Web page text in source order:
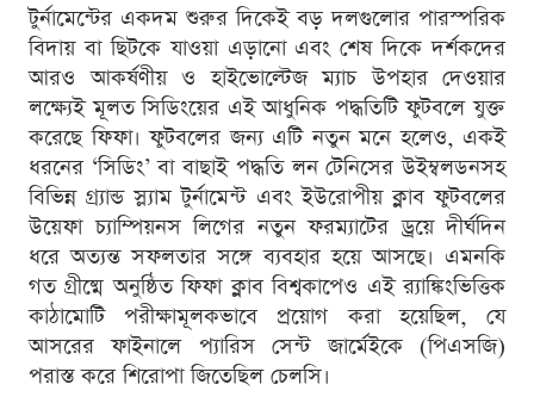
টুর্নামেন্টের একদম শুরুর দিকেই বড় দলগুলোর পারস্পরিক
বিদায় বা ছিটকে যাওয়া এড়ানো এবং শেষ দিকে দর্শকদের
আরও আকর্ষণীয় ও হাইভোল্টেজ ম্যাচ উপহার দেওয়ার
লক্ষ্যেই মূলত সিডিংয়ের এই আধুনিক পদ্ধতিটি ফুটবলে যুক্ত
করেছে ফিফা। ফুটবলের জন্য এটি নতুন মনে হলেও, একই
ধরনের ‘সিডিং’ বা বাছাই পদ্ধতি লন টেনিসের উইম্বলডনসহ
বিভিন্ন গ্র্যান্ড স্ল্যাম টুর্নামেন্ট এবং ইউরোপীয় ক্লাব ফুটবলের
উয়েফা চ্যাম্পিয়নস লিগের নতুন ফরম্যাটের ড্রয়ে দীর্ঘদিন
ধরে অত্যন্ত সফলতার সঙ্গে ব্যবহার হয়ে আসছে। এমনকি
গত গ্রীষ্মে অনুষ্ঠিত ফিফা ক্লাব বিশ্বকাপেও এই র‌্যাঙ্কিংভিত্তিক
কাঠামোটি পরীক্ষামূলকভাবে প্রয়োগ করা হয়েছিল, যে
আসরের ফাইনালে প্যারিস সেন্ট জার্মেইকে (পিএসজি)
পরাস্ত করে শিরোপা জিতেছিল চেলসি।